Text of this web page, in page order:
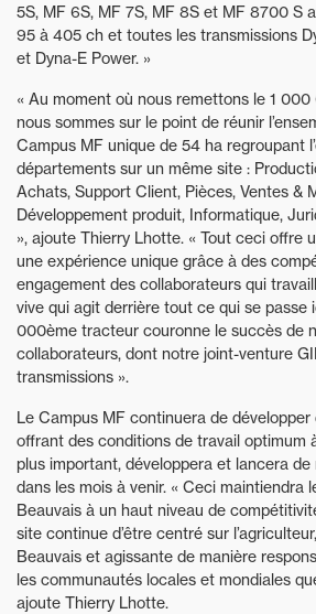
5S, MF 6S, MF 7S, MF 8S et MF 8700 S
95 à 405 ch et toutes les transmissions
et Dyna-E Power. »
« Au moment où nous remettons le 1
nous sommes sur le point de réunir
Campus MF unique de 54 ha regroupant
départements sur un même site :
Achats, Support Client, Pièces, Ventes &
Développement produit, Informatique,
», ajoute Thierry Lhotte. « Tout ceci offre
une expérience unique grâce à des
engagement des collaborateurs qui
vive qui agit derrière tout ce qui se passe
000ème tracteur couronne le succès de
collaborateurs, dont notre joint-venture
transmissions ».
Le Campus MF continuera de
offrant des conditions de travail optimum
plus important, développera et lancera
dans les mois à venir. « Ceci maintiendra
Beauvais à un haut niveau de
site continue d’être centré sur
Beauvais et agissante de manière
les communautés locales et mondiales
ajoute Thierry Lhotte.